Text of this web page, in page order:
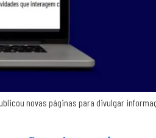
novas páginas para divulgar